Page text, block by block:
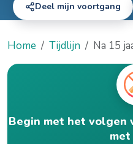
Deel mijn voortgang
Home Tijdlijn Na 15
Begin met het volgen